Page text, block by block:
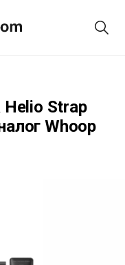
Strap
Whoop